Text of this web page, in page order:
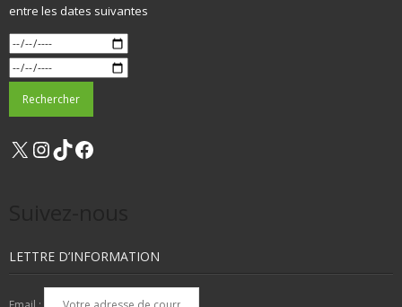
entre les dates suivantes
X Instagram
TikTok
LETTRE D’INFORMATION